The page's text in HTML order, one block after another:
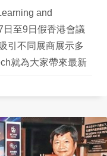
and
至9日假香港會議
引不同展商展示多
就為大家帶來最新